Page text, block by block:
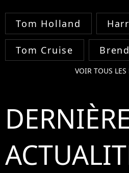
Tom Holland
Tom Cruise
VOIR TOUS LES